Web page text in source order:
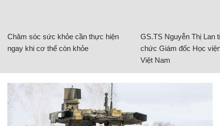
Chăm sóc sức khỏe cần thực hiện
ngay khi cơ thể còn khỏe
GS.TS Nguyễn Thị Lan
chức Giám đốc Học
Việt Nam